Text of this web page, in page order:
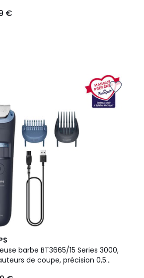
€
barbe BT3665/15 Series 3000,
de coupe, précision 0,5